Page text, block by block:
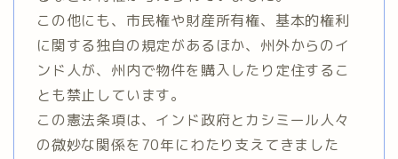
この他にも、市民権や財産所有権、基本的権利
に関する独自の規定があるほか、州外からのイ
ンド人が、州内で物件を購入したり定住するこ
とも禁止しています。
この憲法条項は、インド政府とカシミール人々
の微妙な関係を70年にわたり支えてきました